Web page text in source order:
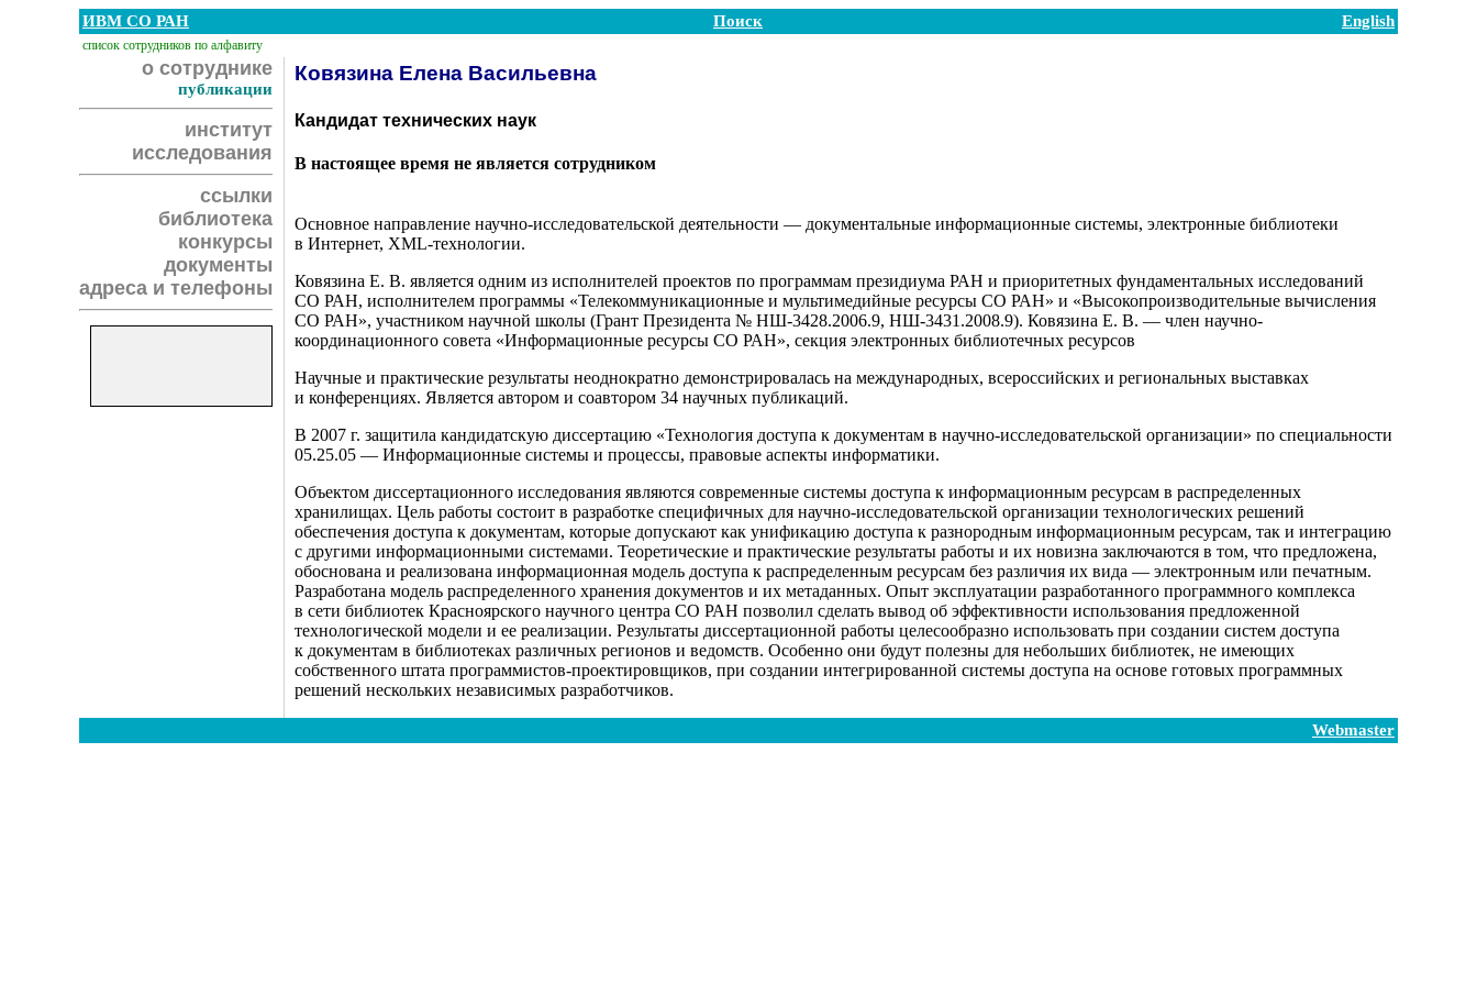
ИВМ СО РАН Поиск English
список сотрудников по алфавиту
о сотруднике
публикации
институт
исследования
ссылки
библиотека
конкурсы
документы
адреса и телефоны
Ковязина Елена Васильевна
Кандидат технических наук
В настоящее время не является сотрудником
Основное направление научно-исследовательской деятельности — документальные информационные системы, электронные библиотеки
в Интернет, XML-технологии.
Ковязина Е. В. является одним из исполнителей проектов по программам президиума РАН и приоритетных фундаментальных исследований
СО РАН, исполнителем программы «Телекоммуникационные и мультимедийные ресурсы СО РАН» и «Высокопроизводительные вычисления
СО РАН», участником научной школы (Грант Президента № НШ-3428.2006.9, НШ-3431.2008.9). Ковязина Е. В. — член научно-
координационного совета «Информационные ресурсы СО РАН», секция электронных библиотечных ресурсов
Научные и практические результаты неоднократно демонстрировалась на международных, всероссийских и региональных выставках
и конференциях. Является автором и соавтором 34 научных публикаций.
В 2007 г. защитила кандидатскую диссертацию «Технология доступа к документам в научно-исследовательской организации» по специальности
05.25.05 — Информационные системы и процессы, правовые аспекты информатики.
Объектом диссертационного исследования являются современные системы доступа к информационным ресурсам в распределенных
хранилищах. Цель работы состоит в разработке специфичных для научно-исследовательской организации технологических решений
обеспечения доступа к документам, которые допускают как унификацию доступа к разнородным информационным ресурсам, так и интеграцию
с другими информационными системами. Теоретические и практические результаты работы и их новизна заключаются в том, что предложена,
обоснована и реализована информационная модель доступа к распределенным ресурсам без различия их вида — электронным или печатным.
Разработана модель распределенного хранения документов и их метаданных. Опыт эксплуатации разработанного программного комплекса
в сети библиотек Красноярского научного центра СО РАН позволил сделать вывод об эффективности использования предложенной
технологической модели и ее реализации. Результаты диссертационной работы целесообразно использовать при создании систем доступа
к документам в библиотеках различных регионов и ведомств. Особенно они будут полезны для небольших библиотек, не имеющих
собственного штата программистов-проектировщиков, при создании интегрированной системы доступа на основе готовых программных
решений нескольких независимых разработчиков.
Webmaster